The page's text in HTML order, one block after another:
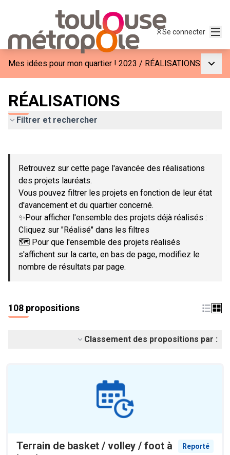
Se connecter
Mes idées pour mon quartier ! 2023 / RÉALISATIONS
RÉALISATIONS
Filtrer et rechercher
−
Retrouvez sur cette page l'avancée des réalisations
des projets lauréats.
Vous pouvez filtrer les projets en fonction de leur état
d'avancement et du quartier concerné.
✨Pour afficher l'ensemble des projets déjà réalisés :
Cliquez sur "Réalisé" dans les filtres
🗺️ Pour que l'ensemble des projets réalisés
s'affichent sur la carte, en bas de page, modifiez le
nombre de résultats par page.
108 propositions
Classement des propositions par :
Terrain de basket / volley / foot à
Reporté